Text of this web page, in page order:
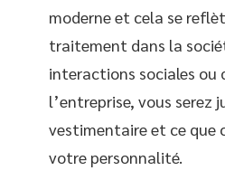
moderne et cela se
traitement dans la
interactions sociales ou
l’entreprise, vous serez
vestimentaire et ce que
votre personnalité.